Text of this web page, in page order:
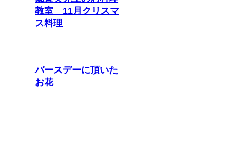
教室 11月クリスマ
ス料理
バースデーに頂いた
お花